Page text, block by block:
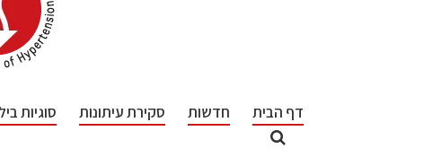
דף הבית חדשות סקירת עיתונות סוגיות